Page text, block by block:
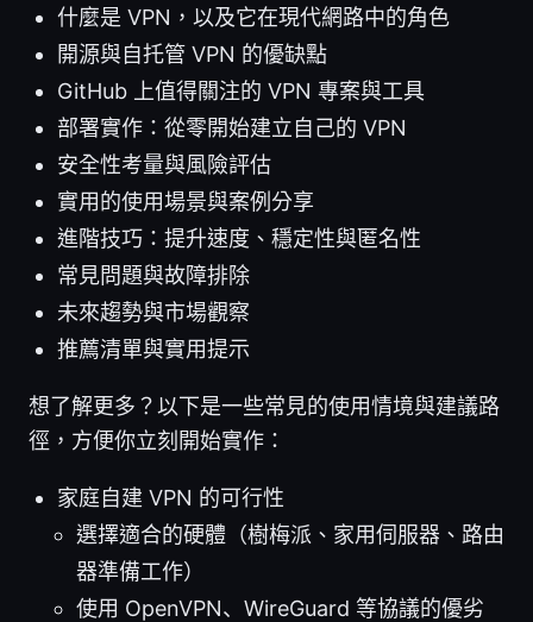
什麼是 VPN，以及它在現代網路中的角色
開源與自托管 VPN 的優缺點
GitHub 上值得關注的 VPN 專案與工具
部署實作：從零開始建立自己的 VPN
安全性考量與風險評估
實用的使用場景與案例分享
進階技巧：提升速度、穩定性與匿名性
常見問題與故障排除
未來趨勢與市場觀察
推薦清單與實用提示
想了解更多？以下是一些常見的使用情境與建議路
徑，方便你立刻開始實作：
家庭自建 VPN 的可行性
選擇適合的硬體（樹梅派、家用伺服器、路由
器準備工作）
使用 OpenVPN、WireGuard 等協議的優劣